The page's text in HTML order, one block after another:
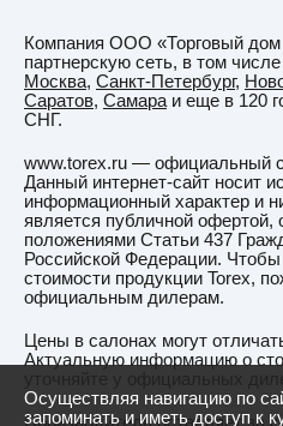
Компания ООО «Торговый
партнерскую сеть, в том числе
Москва, Санкт-Петербург,
Саратов, Самараи еще в 120
СНГ.
www.torex.ru — официальный
Данный интернет-сайт носит
информационный характер и
является публичной офертой,
положениями Статьи 437
Российской Федерации.
стоимости продукции Torex,
официальным дилерам.
Цены в салонах могут
Актуальную информацию о
Осуществляя навигацию по
запоминать и иметь доступ к